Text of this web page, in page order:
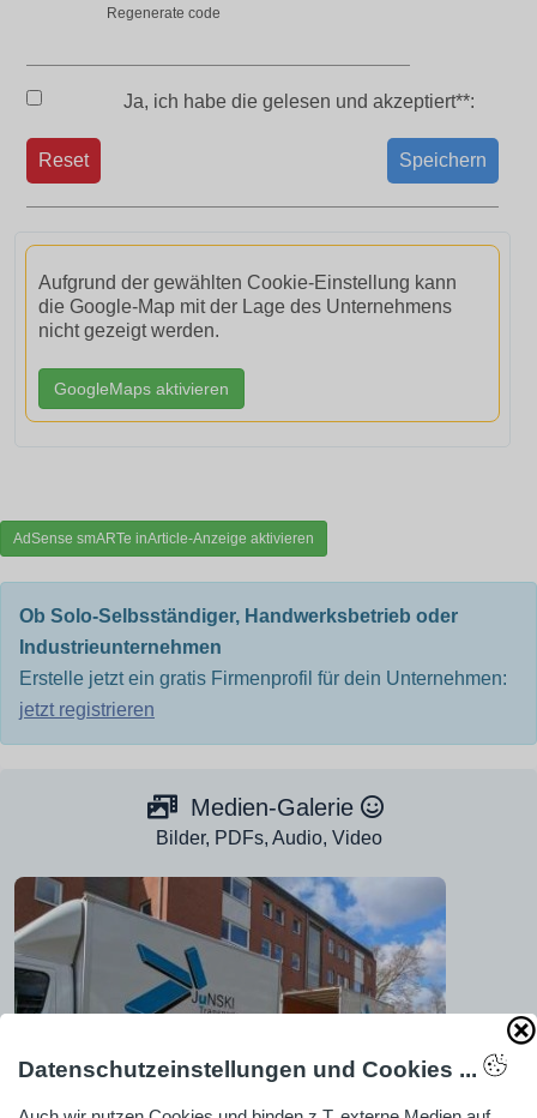
Regenerate code
Ja, ich habe die gelesen und akzeptiert**:
Speichern
Reset
Aufgrund der gewählten Cookie-Einstellung kann
die Google-Map mit der Lage des Unternehmens
nicht gezeigt werden.
GoogleMaps aktivieren
AdSense smARTe inArticle-Anzeige aktivieren
Ob Solo-Selbsständiger, Handwerksbetrieb oder
Industrieunternehmen
Erstelle jetzt ein gratis Firmenprofil für dein Unternehmen:
jetzt registrieren
Medien-Galerie
Bilder, PDFs, Audio, Video
Datenschutzeinstellungen und Cookies ...